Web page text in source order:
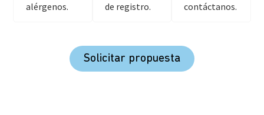
alérgenos.
de registro.
contáctanos.
Solicitar propuesta